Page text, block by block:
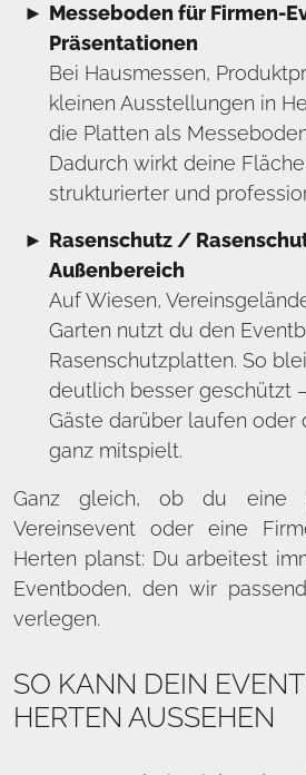
Messeboden für Firmen-
Präsentationen
Bei Hausmessen,
kleinen Ausstellungen in
die Platten als
Dadurch wirkt deine
strukturierter und
Rasenschutz /
Außenbereich
Auf Wiesen,
Garten nutzt du den
Rasenschutzplatten. So
deutlich besser geschützt
Gäste darüber laufen oder
ganz mitspielt.
Ganz gleich, ob du eine
Vereinsevent oder eine
Herten planst: Du arbeitest
Eventboden, den wir
verlegen.
SO KANN DEIN
HERTEN AUSSEHEN